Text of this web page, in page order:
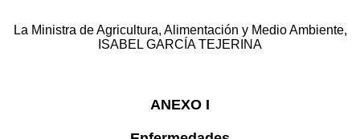
La Ministra de Agricultura, Alimentación y Medio Ambiente,
ISABEL GARCÍA TEJERINA
ANEXO I